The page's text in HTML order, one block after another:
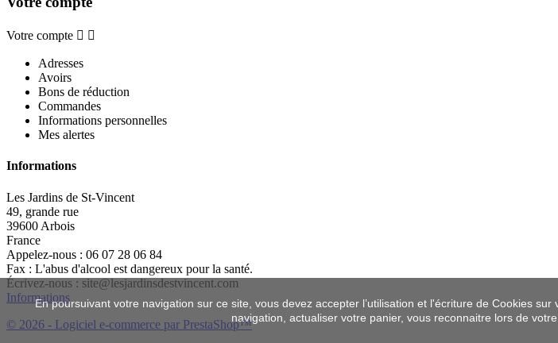
Votre compte  
Adresses
Avoirs
Bons de réduction
Commandes
Informations personnelles
Mes alertes
Informations
Les Jardins de St-Vincent
49, grande rue
39600 Arbois
France
Appelez-nous : 06 07 28 06 84
Fax : L'abus d'alcool est dangereux pour la santé.
Écrivez-nous : site@lesjardinsdestvincent.com
Informations
En poursuivant votre navigation sur ce site, vous devez accepter l’utilisation et l'écriture de Cookies
navigation, actualiser votre panier, vous reconnaitre lors de
© 2026 - Logiciel e-commerce par PrestaShop™